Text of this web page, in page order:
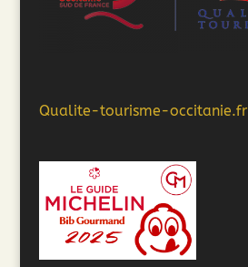
Qualite-tourisme-occitanie.fr